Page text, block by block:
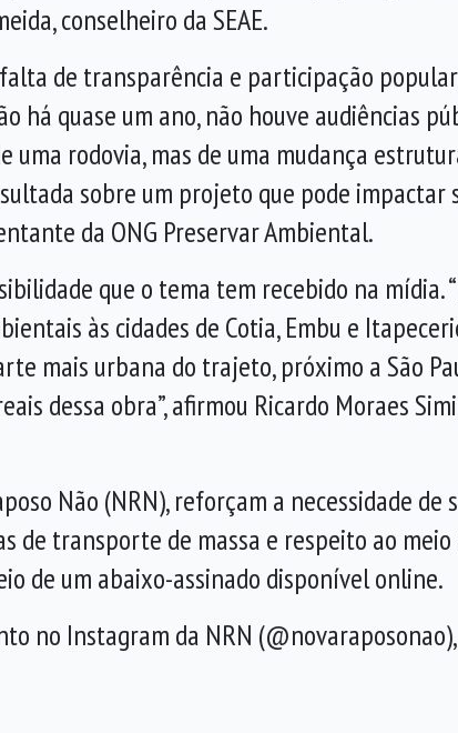
conselheiro da SEAE.
de transparência e participação
quase um ano, não houve audiências
uma rodovia, mas de uma mudança
sobre um projeto que pode impactar
da ONG Preservar Ambiental.
que o tema tem recebido na mídia.
às cidades de Cotia, Embu e
mais urbana do trajeto, próximo a São
dessa obra”, afirmou Ricardo Moraes
Não (NRN), reforçam a necessidade de
transporte de massa e respeito ao meio
de um abaixo-assinado disponível online.
no Instagram da NRN (@novaraposonao),